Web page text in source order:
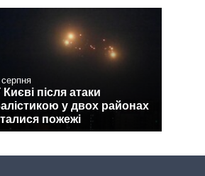
Києві після атаки
у двох районах
пожежі